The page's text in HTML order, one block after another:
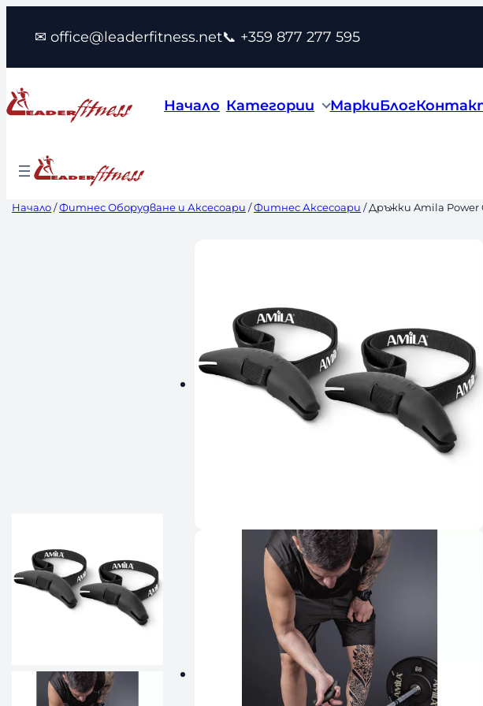
съдържанието
✉ office@leaderfitness.net📞 +359 877 277 595
Начало Категории МаркиБлог
Начало/Фитнес Оборудване и Аксесоари /Фитнес Аксесоари / Дръжки Amila Power